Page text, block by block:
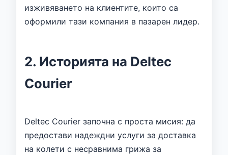
изживяването на клиентите, които са
оформили тази компания в пазарен лидер.
2. Историята на Deltec
Courier
Deltec Courier започна с проста мисия: да
предостави надеждни услуги за доставка
на колети с несравнима грижа за